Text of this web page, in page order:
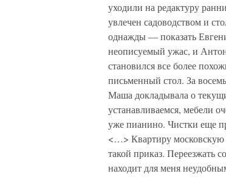
уходили на редактуру
увлечен садоводством и
однажды — показать
неописуемый ужас, и
становился все более
письменный стол. За
Маша докладывала о
устанавливаемся, мебели
уже пианино. Чистки еще
<…> Квартиру московскую
такой приказ. Переезжать
находит для меня